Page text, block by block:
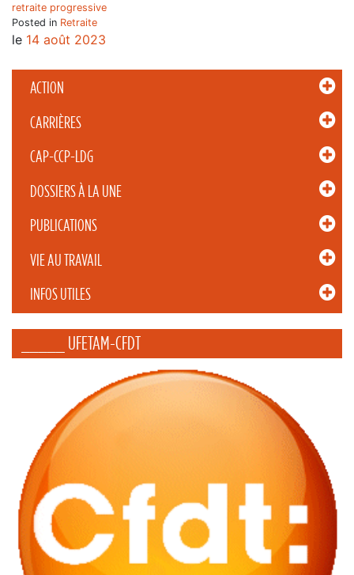
ACTION
CARRIÈRES
CAP-CCP-LDG
DOSSIERS À LA UNE
PUBLICATIONS
VIE AU TRAVAIL
INFOS UTILES
_____ UFETAM-CFDT
retraite progressive
Posted in Retraite
le 14 août 2023